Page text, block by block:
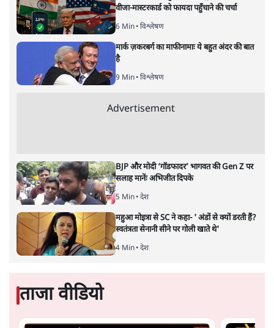
वीजा-मास्टरकार्ड को फायदा पहुँचाने की चर्चा
6 Min• विश्लेषण
मार्क ज़करबर्ग का माफीनामाः ये बहुत अंदर की बात
है
9 Min• विश्लेषण
Advertisement
BJP और मोदी ‘गॉडफादर’ भागवत की Gen Z पर
सलाह मानेंः अभिजीत दिपके
5 Min• देश
महुआ मोइत्रा से SC ने कहा- ' अंडों से क्यों डरती हैं?
स्वतंत्रता सेनानी सीने पर गोली खाते थे'
4 Min• देश
ताजा वीडियो